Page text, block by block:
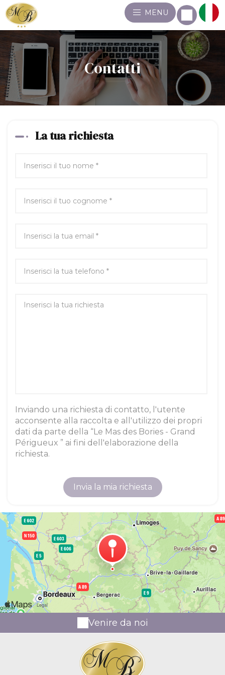
MENU
Contatti
La tua richiesta
Inviando una richiesta di contatto, l'utente
acconsente alla raccolta e all'utilizzo dei propri
dati da parte della “Le Mas des Bories - Grand
Périgueux ” ai fini dell'elaborazione della
richiesta.
Venire da noi